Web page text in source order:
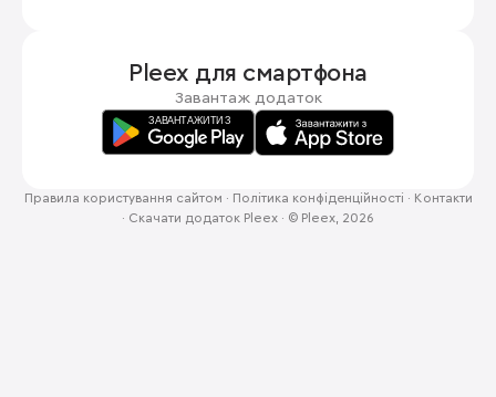
Pleex для смартфона
Завантаж додаток
Правила користування сайтом · Політика конфіденційності · Контакти
· Скачати додаток Pleex · © Pleex, 2026